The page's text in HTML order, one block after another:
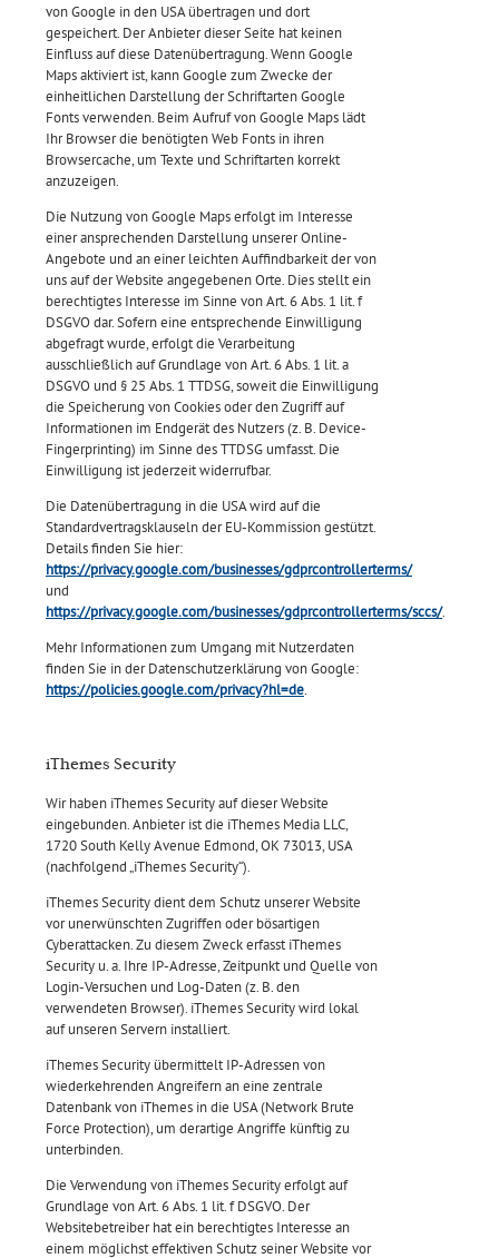
von Google in den USA übertragen und dort
gespeichert. Der Anbieter dieser Seite hat keinen
Einfluss auf diese Datenübertragung. Wenn Google
Maps aktiviert ist, kann Google zum Zwecke der
einheitlichen Darstellung der Schriftarten Google
Fonts verwenden. Beim Aufruf von Google Maps lädt
Ihr Browser die benötigten Web Fonts in ihren
Browsercache, um Texte und Schriftarten korrekt
anzuzeigen.
Die Nutzung von Google Maps erfolgt im Interesse
einer ansprechenden Darstellung unserer Online-
Angebote und an einer leichten Auffindbarkeit der von
uns auf der Website angegebenen Orte. Dies stellt ein
berechtigtes Interesse im Sinne von Art. 6 Abs. 1 lit. f
DSGVO dar. Sofern eine entsprechende Einwilligung
abgefragt wurde, erfolgt die Verarbeitung
ausschließlich auf Grundlage von Art. 6 Abs. 1 lit. a
DSGVO und § 25 Abs. 1 TTDSG, soweit die Einwilligung
die Speicherung von Cookies oder den Zugriff auf
Informationen im Endgerät des Nutzers (z. B. Device-
Fingerprinting) im Sinne des TTDSG umfasst. Die
Einwilligung ist jederzeit widerrufbar.
Die Datenübertragung in die USA wird auf die
Standardvertragsklauseln der EU-Kommission gestützt.
Details finden Sie hier:
https://privacy.google.com/businesses/gdprcontrollerterms/
und
https://privacy.google.com/businesses/gdprcontrollerterms/sccs/.
Mehr Informationen zum Umgang mit Nutzerdaten
finden Sie in der Datenschutzerklärung von Google:
https://policies.google.com/privacy?hl=de
iThemes Security
Wir haben iThemes Security auf dieser Website
eingebunden. Anbieter ist die iThemes Media LLC,
1720 South Kelly Avenue Edmond, OK 73013, USA
(nachfolgend „iThemes Security“).
iThemes Security dient dem Schutz unserer Website
vor unerwünschten Zugriffen oder bösartigen
Cyberattacken. Zu diesem Zweck erfasst iThemes
Security u. a. Ihre IP-Adresse, Zeitpunkt und Quelle von
Login-Versuchen und Log-Daten (z. B. den
verwendeten Browser). iThemes Security wird lokal
auf unseren Servern installiert.
iThemes Security übermittelt IP-Adressen von
wiederkehrenden Angreifern an eine zentrale
Datenbank von iThemes in die USA (Network Brute
Force Protection), um derartige Angriffe künftig zu
unterbinden.
Die Verwendung von iThemes Security erfolgt auf
Grundlage von Art. 6 Abs. 1 lit. f DSGVO. Der
Websitebetreiber hat ein berechtigtes Interesse an
einem möglichst effektiven Schutz seiner Website vor